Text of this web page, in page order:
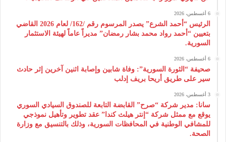
6 أغسطس، 2026
الرئيس “أحمد الشرع” يصدر المرسوم رقم /162/ لعام 2026 ‌القاضي
بتعيين “أحمد رواد محمد بشار رمضان” مديراً عاماً لهيئة ‌الاستثمار
السورية.
6 أغسطس، 2026
صحيفة “الثورة السورية”: وفاة شابين وإصابة اثنين آخرين إثر حادث
سير على طريق أريحا بريف إدلب
3 أغسطس، 2026
سانا: مدير شركة “صرح” القابضة التابعة للصندوق السيادي السوري
يوقع مع ممثل شركة “إنتر هيلث كندا” عقد تطوير وتأهيل نموذجي
للمشافي الوطنية في المحافظات السورية، وذلك بالتنسيق مع وزارة
الصحة.